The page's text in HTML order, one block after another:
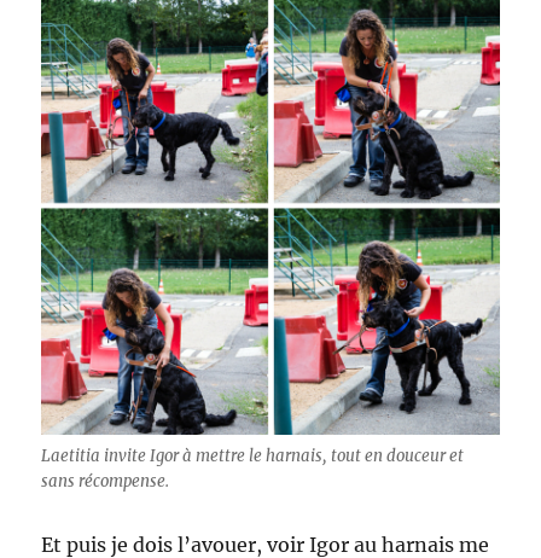
Laetitia invite Igor à mettre le harnais, tout en douceur et
sans récompense.
Et puis je dois l’avouer, voir Igor au harnais me